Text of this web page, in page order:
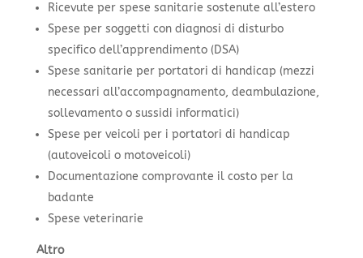
Ricevute per spese sanitarie sostenute all’estero
Spese per soggetti con diagnosi di disturbo
specifico dell’apprendimento (DSA)
Spese sanitarie per portatori di handicap (mezzi
necessari all’accompagnamento, deambulazione,
sollevamento o sussidi informatici)
Spese per veicoli per i portatori di handicap
(autoveicoli o motoveicoli)
Documentazione comprovante il costo per la
badante
Spese veterinarie
Altro